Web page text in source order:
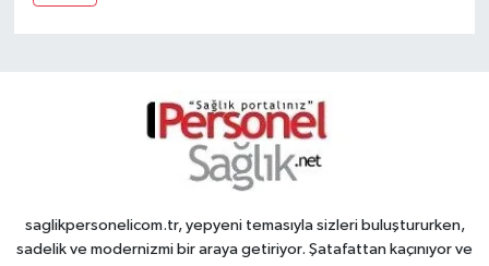
saglikpersonelicom.tr, yepyeni temasıyla sizleri buluştururken,
sadelik ve modernizmi bir araya getiriyor. Şatafattan kaçınıyor ve